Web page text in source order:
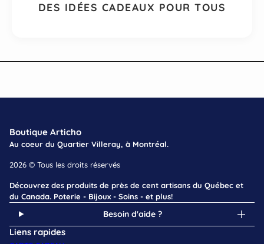
DES IDÉES CADEAUX POUR TOUS
Boutique Articho
Au coeur du Quartier Villeray, à Montréal.
2026 © Tous les droits réservés
Découvrez des produits de près de cent artisans du Québec et
du Canada. Poterie - Bijoux - Soins - et plus!
Besoin d'aide ?
Liens rapides